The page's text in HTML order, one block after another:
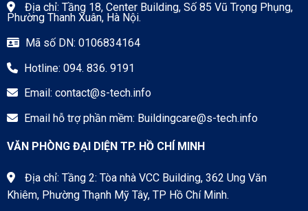
Địa chỉ: Tầng 18, Center Building, Số 85 Vũ Trọng Phụng,
Phường Thanh Xuân, Hà Nội.
Mã số DN: 0106834164
Hotline: 094. 836. 9191
Email: contact@s-tech.info
Email hỗ trợ phần mềm: Buildingcare@s-tech.info
VĂN PHÒNG ĐẠI DIỆN TP. HỒ CHÍ MINH
Địa chỉ: Tầng 2: Tòa nhà VCC Building, 362 Ung Văn
Khiêm, Phường Thạnh Mỹ Tây, TP Hồ Chí Minh.